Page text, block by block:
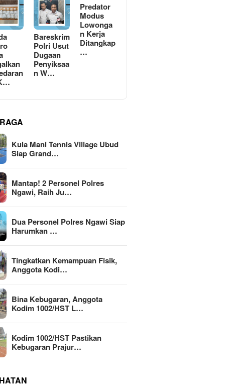
Bareskrim
Polri Usut
Dugaan
Penyiksaa
n W…
Predator
Modus
Lowonga
n Kerja
Ditangkap
…
Kula Mani Tennis Village Ubud
Siap Grand…
Mantap! 2 Personel Polres
Ngawi, Raih Ju…
Dua Personel Polres Ngawi Siap
Harumkan …
Tingkatkan Kemampuan Fisik,
Anggota Kodi…
Bina Kebugaran, Anggota
Kodim 1002/HST L…
Kodim 1002/HST Pastikan
Kebugaran Prajur…